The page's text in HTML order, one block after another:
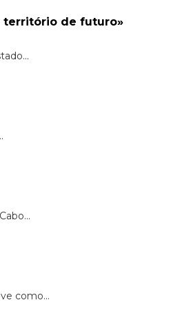
território de futuro»
como...